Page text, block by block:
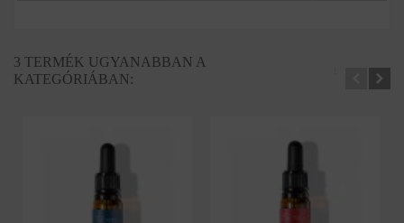
3 TERMÉK UGYANABBAN A
KATEGÓRIÁBAN: